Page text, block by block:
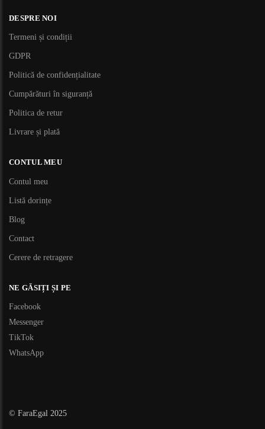
DESPRE NOI
Termeni și condiții
GDPR
Politică de confidențialitate
Cumpărături în siguranță
Politica de retur
Livrare și plată
CONTUL MEU
Contul meu
Listă dorințe
Blog
Contact
Cerere de retragere
NE GĂSIȚI ȘI PE
Facebook
Messenger
TikTok
WhatsApp
© FaraEgal 2025